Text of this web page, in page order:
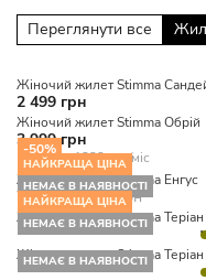
Переглянути все
Жіночий жилет Stimma
2 499 грн
Жіночий жилет Stimma Обрій
3 999 грн
від 1333 грн/міс
-50%
Жіночий жилет Stimma Енгус
799 грн1 599 грн
НАЙКРАЩА ЦІНА
НЕМАЄ В НАЯВНОСТІ
Жіночий жилет Stimma
НАЙКРАЩА ЦІНА
НЕМАЄ В НАЯВНОСТІ
Жіночий жилет Stimma
НЕМАЄ В НАЯВНОСТІ